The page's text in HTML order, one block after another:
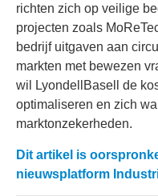
richten zich op veilige
projecten zoals
bedrijf uitgaven aan
markten met bewezen
wil LyondellBasell de
optimaliseren en zich
marktonzekerheden.
Dit artikel is
nieuwsplatform